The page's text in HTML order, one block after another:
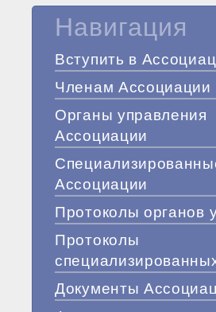
Навигация
Вступить в
Членам Ассоциации
Органы управления
Ассоциации
Ассоциации
Протоколы органов
Протоколы
Документы